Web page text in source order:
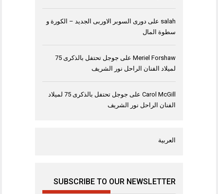
salah على دورى السوبر الاوربى الجديد – الكورة و
سطوة المال
Meriel Forshaw على
جوجل تحتفل بالذكرى 75
لميلاد الفنان الراحل نور الشريف
Carol McGill على
جوجل تحتفل بالذكرى 75 لميلاد
الفنان الراحل نور الشريف
العربية
SUBSCRIBE TO OUR NEWSLETTER